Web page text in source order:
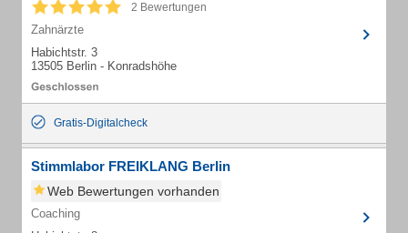
2 Bewertungen
Zahnärzte
Habichtstr. 3
13505 Berlin - Konradshöhe
Gratis-Digitalcheck
Stimmlabor FREIKLANG Berlin
Web Bewertungen vorhanden
Coaching